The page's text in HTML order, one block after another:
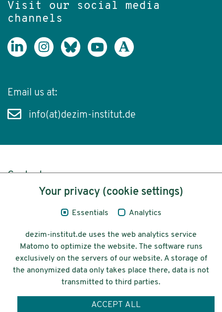
Visit our social media
channels
Email us at:
info(at)dezim-institut.de
Content
Legal Notice
© 2026 Deutsches Zentrum für
Integrations-
und Migrationsforschung DeZIM e.V.
Your privacy (cookie settings)
Essentials Analytics
dezim-institut.de uses the web analytics service
Matomo to optimize the website. The software runs
exclusively on the servers of our website. A storage of
the anonymized data only takes place there, data is not
transmitted to third parties.
ACCEPT ALL